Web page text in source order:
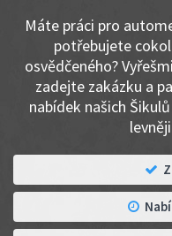
Máte práci pro
potřebujete
osvědčeného?
zadejte zakázku a
nabídek našich